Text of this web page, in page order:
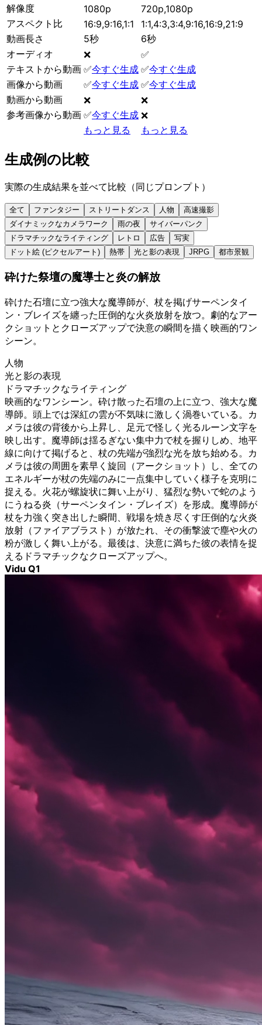
解像度
1080p
720p,1080p
アスペクト比
16:9,9:16,1:1
1:1,4:3,3:4,9:16,16:9,21:9
動画長さ
5秒
6秒
オーディオ
❌
✅
テキストから動画 ✅今すぐ生成 ✅今すぐ生成
画像から動画
✅今すぐ生成 ✅今すぐ生成
動画から動画
❌
❌
参考画像から動画 ✅今すぐ生成 ❌
もっと見る
もっと見る
生成例の比較
実際の生成結果を並べて比較（同じプロンプト）
全て ファンタジー ストリートダンス 人物
高速撮影
ダイナミックなカメラワーク
雨の夜
サイバーパンク
ドラマチックなライティング
レトロ 広告
写実
ドット絵 (ピクセルアート)
熱帯 光と影の表現 JRPG 都市景観
砕けた祭壇の魔導士と炎の解放
砕けた石壇に立つ強大な魔導師が、杖を掲げサーペンタイ
ン・ブレイズを纏った圧倒的な火炎放射を放つ。劇的なアー
クショットとクローズアップで決意の瞬間を描く映画的ワン
シーン。
人物
光と影の表現
ドラマチックなライティング
映画的なワンシーン。砕け散った石壇の上に立つ、強大な魔
導師。頭上では深紅の雲が不気味に激しく渦巻いている。カ
メラは彼の背後から上昇し、足元で怪しく光るルーン文字を
映し出す。魔導師は揺るぎない集中力で杖を握りしめ、地平
線に向けて掲げると、杖の先端が強烈な光を放ち始める。カ
メラは彼の周囲を素早く旋回（アークショット）し、全ての
エネルギーが杖の先端のみに一点集中していく様子を克明に
捉える。火花が螺旋状に舞い上がり、猛烈な勢いで蛇のよう
にうねる炎（サーペンタイン・ブレイズ）を形成。魔導師が
杖を力強く突き出した瞬間、戦場を焼き尽くす圧倒的な火炎
放射（ファイアブラスト）が放たれ、その衝撃波で塵や火の
粉が激しく舞い上がる。最後は、決意に満ちた彼の表情を捉
えるドラマチックなクローズアップへ。
Vidu Q1